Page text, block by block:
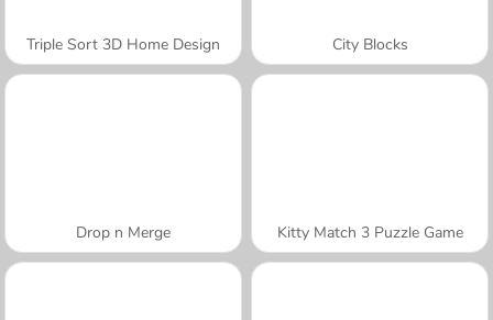
Triple Sort 3D Home Design City Blocks
Drop n Merge Kitty Match 3 Puzzle Game